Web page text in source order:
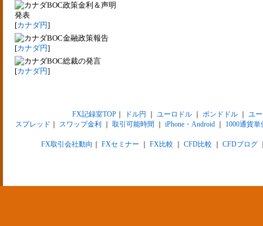
BOC政策金利＆声明
発表
[カナダ円]
BOC金融政策報告
[カナダ円]
BOC総裁の発言
[カナダ円]
FX記録室TOP｜ ドル円 ユーロドル｜ ポンドドル｜ ユ
スプレッド
スワップ金利 取引可能時間 iPhone・Android 1000通貨単
FX取引会社動向 FXセミナー FX比較 CFD比較 CFDブログ